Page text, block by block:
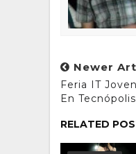
Newer
Feria IT
En Tecnópolis
RELATED